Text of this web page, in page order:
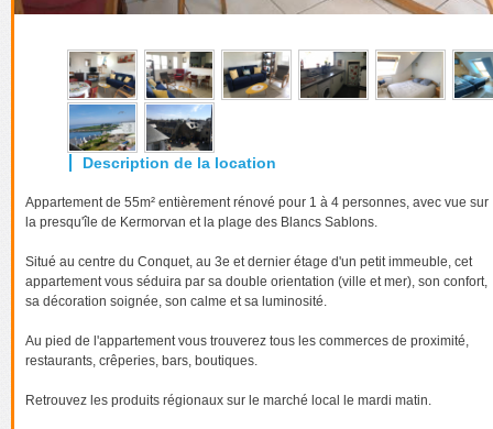
Appartement de 55m² entièrement rénové pour 1 à 4 personnes, avec vue sur
la presqu'île de Kermorvan et la plage des Blancs Sablons.
Situé au centre du Conquet, au 3e et dernier étage d'un petit immeuble, cet
appartement vous séduira par sa double orientation (ville et mer), son confort,
sa décoration soignée, son calme et sa luminosité.
Au pied de l'appartement vous trouverez tous les commerces de proximité,
restaurants, crêperies, bars, boutiques.
Retrouvez les produits régionaux sur le marché local le mardi matin.